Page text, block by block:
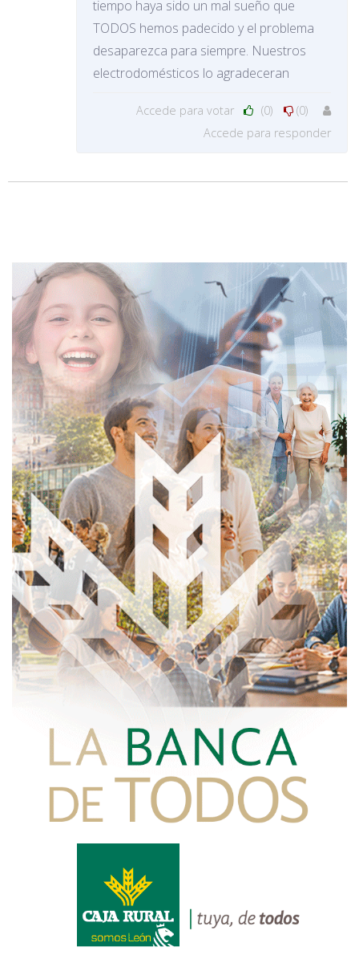
tiempo haya sido un mal sueño que
TODOS hemos padecido y el problema
desaparezca para siempre. Nuestros
electrodomésticos lo agradeceran
Accede para votar (0)
(0)
Accede para responder